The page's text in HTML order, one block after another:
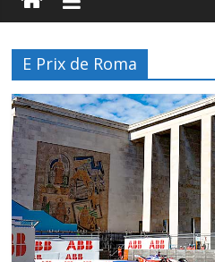
E Prix de Roma